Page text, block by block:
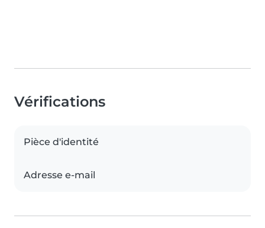
Vérifications
Pièce d'identité
Adresse e-mail